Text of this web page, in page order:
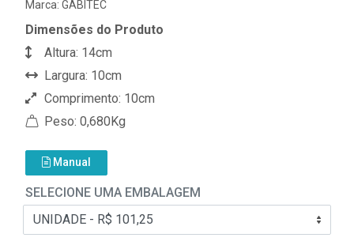
Marca: GABITEC
Dimensões do Produto
Altura: 14cm
Largura: 10cm
Comprimento: 10cm
Peso: 0,680Kg
Manual
SELECIONE UMA EMBALAGEM